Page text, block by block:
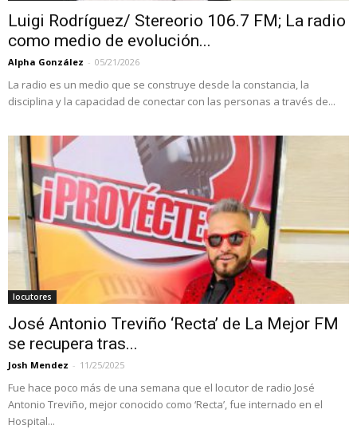
Luigi Rodríguez/ Stereorio 106.7 FM; La radio
como medio de evolución...
Alpha González - 05/21/2026
La radio es un medio que se construye desde la constancia, la
disciplina y la capacidad de conectar con las personas a través de...
locutores
José Antonio Treviño ‘Recta’ de La Mejor FM
se recupera tras...
Josh Mendez - 11/25/2025
Fue hace poco más de una semana que el locutor de radio José
Antonio Treviño, mejor conocido como ‘Recta’, fue internado en el
Hospital...